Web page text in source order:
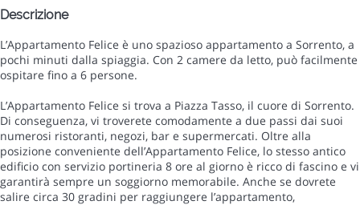
Descrizione
L’Appartamento Felice è uno spazioso appartamento a Sorrento, a
pochi minuti dalla spiaggia. Con 2 camere da letto, può facilmente
ospitare fino a 6 persone.
L’Appartamento Felice si trova a Piazza Tasso, il cuore di Sorrento.
Di conseguenza, vi troverete comodamente a due passi dai suoi
numerosi ristoranti, negozi, bar e supermercati. Oltre alla
posizione conveniente dell’Appartamento Felice, lo stesso antico
edificio con servizio portineria 8 ore al giorno è ricco di fascino e vi
garantirà sempre un soggiorno memorabile. Anche se dovrete
salire circa 30 gradini per raggiungere l’appartamento,